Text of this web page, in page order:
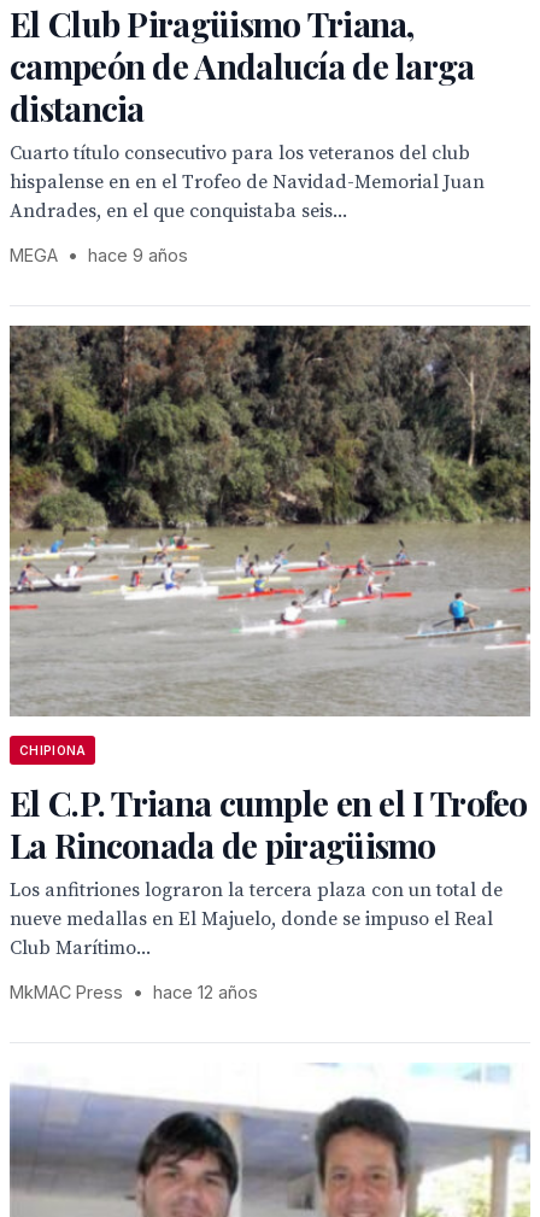
El Club Piragüismo Triana,
campeón de Andalucía de larga
distancia
Cuarto título consecutivo para los veteranos del club
hispalense en en el Trofeo de Navidad-Memorial Juan
Andrades, en el que conquistaba seis...
MEGA • hace 9 años
CHIPIONA
El C.P. Triana cumple en el I Trofeo
La Rinconada de piragüismo
Los anfitriones lograron la tercera plaza con un total de
nueve medallas en El Majuelo, donde se impuso el Real
Club Marítimo...
MkMAC Press • hace 12 años